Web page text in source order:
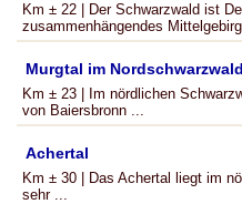
Km ± 22 | Der Schwarzwald ist
zusammenhängendes
Murgtal im Nordschwarzwald
Km ± 23 | Im nördlichen
von Baiersbronn ...
Achertal
Km ± 30 | Das Achertal liegt im
sehr ...